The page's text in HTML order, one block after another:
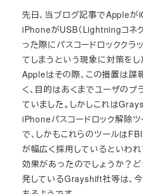
先日、当ブログ記事でAppleが
iPhoneがUSB（Lightningコネ
った際にパスコードロッククラ
てしまうという現象に対策をし
Appleはその際、この措置は諜
く、目的はあくまでユーザの
ていました。しかしこれは
iPhoneパスコードロック解除
で、しかもこれらのツールは
が幅広く採用しているといわ
効果があったのでしょうか？
発しているGrayshift社等は、